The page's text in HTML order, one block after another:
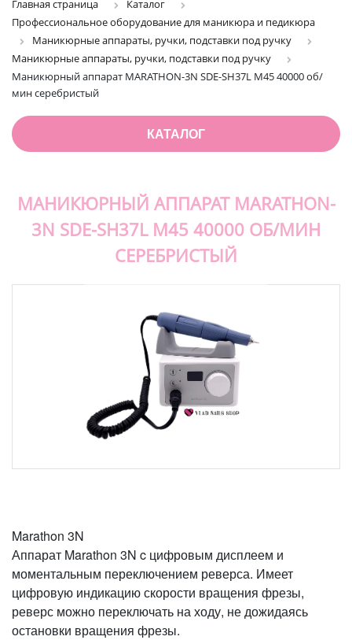
Главная страница
Каталог
Профессиональное оборудование для маникюра и педикюра
Маникюрные аппараты, ручки, подставки под ручку
Маникюрные аппараты, ручки, подставки под ручку
Маникюрный аппарат MARATHON-3N SDE-SH37L M45 40000 об/
мин серебристый
КАТАЛОГ
МАНИКЮРНЫЙ АППАРАТ MARATHON-
3N SDE-SH37L M45 40000 ОБ/МИН
СЕРЕБРИСТЫЙ
Marathon 3N
Аппарат Marathon 3N c цифровым дисплеем и
моментальным переключением реверса. Имеет
цифровую индикацию скорости вращения фрезы,
реверс можно переключать на ходу, не дожидаясь
остановки вращения фрезы.